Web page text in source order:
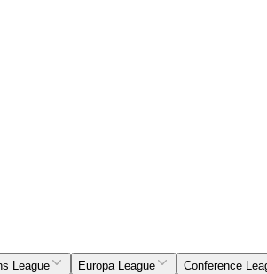
League Europa League Conference